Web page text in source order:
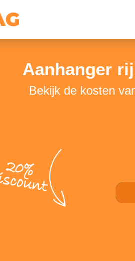
Aanhanger
Bekijk de kosten
20%